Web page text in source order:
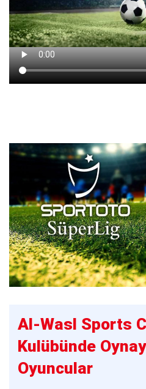
Al-Wasl Sports
Kulübünde
Oyuncular